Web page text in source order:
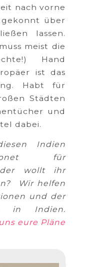
nach vorne
gekonnt über
lassen.
meist die
Hand
ist das
Habt für
Städten
und
dabei.
Indien
für
wollt ihr
Wir helfen
und der
in Indien.
eure Pläne